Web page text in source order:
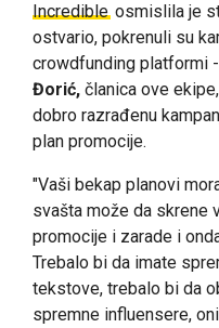
Incredible osmislila je
ostvario, pokrenuli su
crowdfunding platformi
Đorić, članica ove
dobro razrađenu
plan promocije.
"Vaši bekap planovi
svašta može da skrene
promocije i zarade i
Trebalo bi da imate
tekstove, trebalo bi da
spremne influensere,